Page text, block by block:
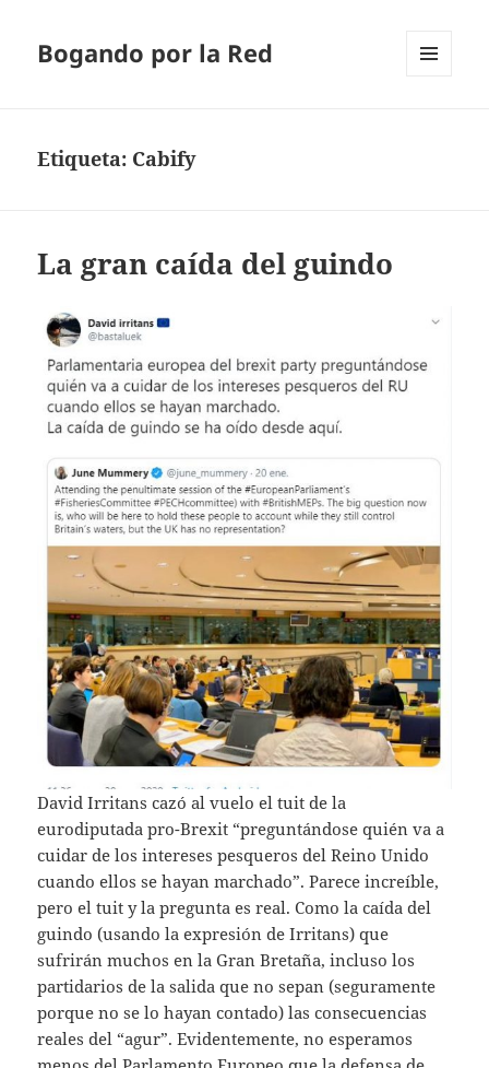
Bogando por la Red
Etiqueta: Cabify
La gran caída del guindo
David Irritans cazó al vuelo el tuit de la
eurodiputada pro-Brexit “preguntándose quién va a
cuidar de los intereses pesqueros del Reino Unido
cuando ellos se hayan marchado”. Parece increíble,
pero el tuit y la pregunta es real. Como la caída del
guindo (usando la expresión de Irritans) que
sufrirán muchos en la Gran Bretaña, incluso los
partidarios de la salida que no sepan (seguramente
porque no se lo hayan contado) las consecuencias
reales del “agur”. Evidentemente, no esperamos